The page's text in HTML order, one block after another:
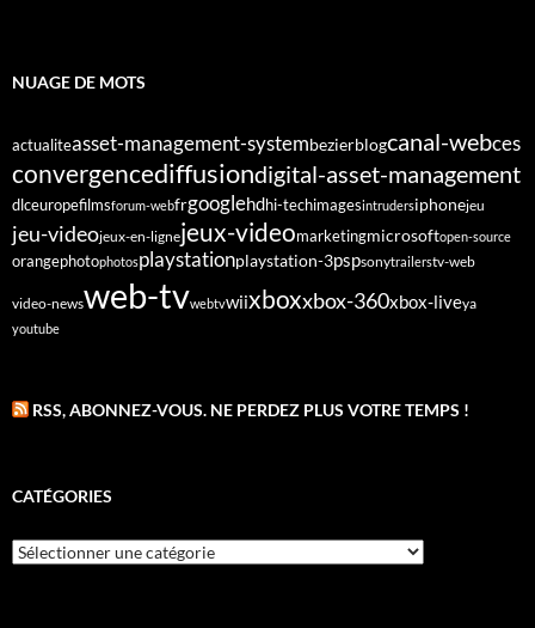
NUAGE DE MOTS
actualiteasset-management-systembezierblogcanal-webces
convergencediffusiondigital-asset-management
dlceuropefilmsforum-webfrgooglehdhi-techimagesintrudersiphonejeu
jeu-videojeux-en-lignejeux-videomarketingmicrosoftopen-source
orangephotophotosplaystationplaystation-3pspsonytrailerstv-web
video-newsweb-tvwebtvwiixboxxbox-360xbox-liveya
youtube
RSS, ABONNEZ-VOUS. NE PERDEZ PLUS VOTRE TEMPS !
CATÉGORIES
Catégories